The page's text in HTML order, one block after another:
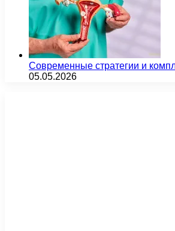
Современные стратегии и
05.05.2026